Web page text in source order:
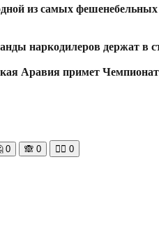
из самых
наркодилеров держат в
Аравия примет
0 🙈 0 🧘‍♀️ 0